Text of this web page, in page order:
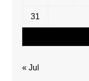
31
« Jul